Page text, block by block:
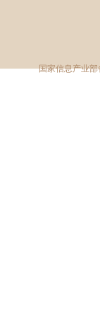
国家信息产业部